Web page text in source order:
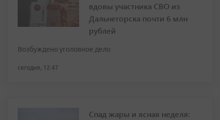
вдовы участника СВО из
Дальнегорска почти 6 млн
рублей
Возбуждено уголовное дело
сегодня, 12:47
Спад жары и ясная неделя: